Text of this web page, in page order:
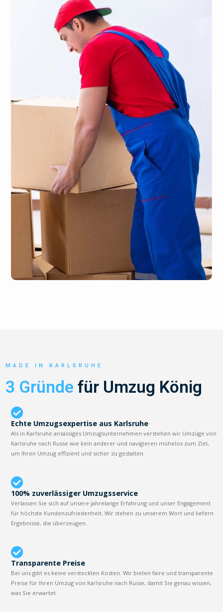
MADE IN KARLSRUHE
3 Gründe für Umzug König
Echte Umzugsexpertise aus Karlsruhe
Als in Karlsruhe ansässiges Umzugsunternehmen verstehen wir Umzüge von
Karlsruhe nach Russe wie kein anderer und navigieren mühelos zum Ziel,
um Ihren Umzug effizient und sicher zu gestalten.
100% zuverlässiger Umzugsservice
Verlassen Sie sich auf unsere jahrelange Erfahrung und unser Engagement
für höchste Kundenzufriedenheit. Wir stehen zu unserem Wort und liefern
Ergebnisse, die überzeugen.
Transparente Preise
Bei uns gibt es keine versteckten Kosten. Wir bieten faire und transparente
Preise für Ihren Umzug von Karlsruhe nach Russe, damit Sie genau wissen,
was Sie erwartet.